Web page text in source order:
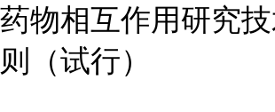
药物相互作用研究
则（试行）